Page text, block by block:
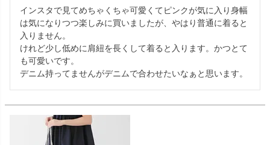
インスタで見てめちゃくちゃ可愛くてピンクが気に入り身幅
は気になりつつ楽しみに買いましたが、やはり普通に着ると
入りません。
けれど少し低めに肩紐を長くして着ると入ります。かつとて
も可愛いです。
デニム持ってませんがデニムで合わせたいなぁと思います。